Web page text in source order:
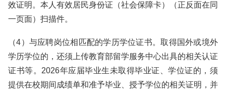
效证明。本人有效居民身份证（社会保障卡）（正反面在同
一页面）扫描件。
（4）与应聘岗位相匹配的学历学位证书。取得国外或境外
学历学位的，还须上传教育部留学服务中心出具的相关认证
证书等。2026年应届毕业生未取得毕业证、学位证的，须
提供在校期间成绩单和准予毕业、授予学位的相关证明，并